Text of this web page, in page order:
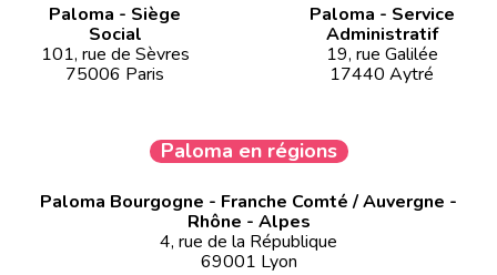
Paloma - Siège
Social
101, rue de Sèvres
75006 Paris
Paloma - Service
Administratif
19, rue Galilée
17440 Aytré
Paloma en régions
Paloma Bourgogne - Franche Comté / Auvergne -
Rhône - Alpes
4, rue de la République
69001 Lyon